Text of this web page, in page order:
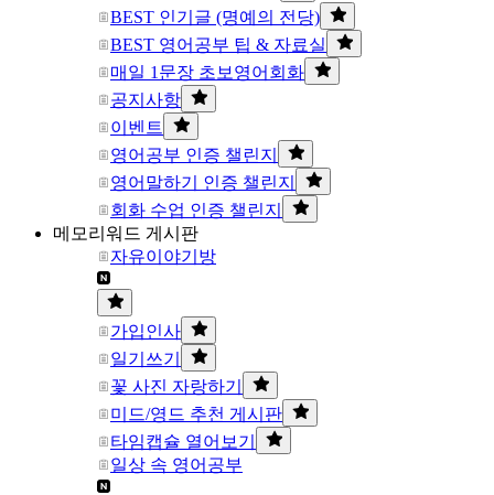
BEST 인기글 (명예의 전당)
BEST 영어공부 팁 & 자료실
매일 1문장 초보영어회화
공지사항
이벤트
영어공부 인증 챌린지
영어말하기 인증 챌린지
회화 수업 인증 챌린지
메모리워드 게시판
자유이야기방
가입인사
일기쓰기
꽃 사진 자랑하기
미드/영드 추천 게시판
타임캡슐 열어보기
일상 속 영어공부